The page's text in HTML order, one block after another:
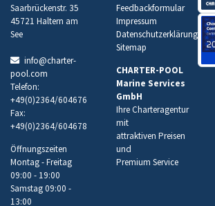
Saarbrückenstr. 35
45721 Haltern am
See
info@charter-
pool.com
Telefon:
+49(0)2364/604676
Fax:
+49(0)2364/604678
Öffnungszeiten
Montag - Freitag
09:00 - 19:00
Samstag 09:00 -
13:00
Feedbackformular
Impressum
Datenschutzerklärung
Sitemap
CHARTER-POOL
Marine Services
GmbH
Ihre Charteragentur
mit
attraktiven Preisen
und
Premium Service